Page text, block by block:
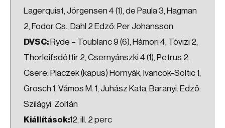
Lagerquist, Jörgensen 4 (1), de Paula 3, Hagman
2, Fodor Cs., Dahl 2 Edző: Per Johansson
DVSC: Ryde – Toublanc 9 (6), Hámori 4, Tóvizi 2,
Thorleifsdóttir 2, Csernyánszki 4 (1), Petrus 2.
Csere: Placzek (kapus) Hornyák, Ivancok-Soltic 1,
Grosch 1, Vámos M. 1, Juhász Kata, Baranyi. Edző:
Szilágyi Zoltán
Kiállítások:12, ill. 2 perc